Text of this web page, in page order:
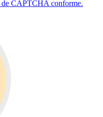
de CAPTCHA conforme.